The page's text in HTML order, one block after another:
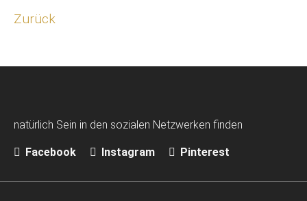
Zurück
natürlich Sein in den sozialen Netzwerken finden
Facebook Instagram Pinterest